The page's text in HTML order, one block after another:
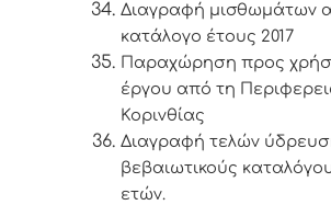
Διαγραφή μισθωμάτων
κατάλογο έτους 2017
Παραχώρηση προς
έργου από τη
Κορινθίας
Διαγραφή τελών
βεβαιωτικούς
ετών.